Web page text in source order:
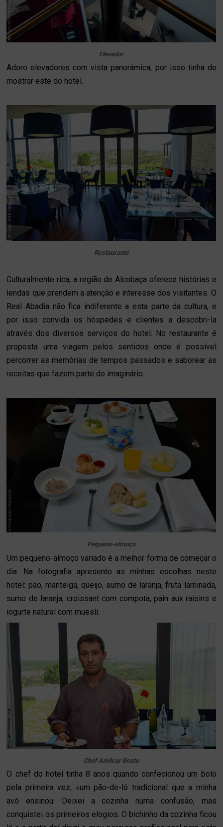
Elevador
Adoro elevadores com vista panorâmica, por isso tinha de
mostrar este do hotel.
Restaurante
Culturalmente rica, a região de Alcobaça oferece histórias e
lendas que prendem a atenção e interesse dos visitantes. O
Real Abadia não fica indiferente a esta parte da cultura, e
por isso convida os hóspedes e clientes a descobri-la
através dos diversos serviços do hotel. No restaurante é
proposta uma viagem pelos sentidos onde é possível
percorrer as memórias de tempos passados e saborear as
receitas que fazem parte do imaginário.
Pequeno-almoço
Um pequeno-almoço variado é a melhor forma de começar o
dia. Na fotografia apresento as minhas escolhas neste
hotel: pão, manteiga, queijo, sumo de laranja, fruta laminada,
sumo de laranja, croissant com compota, pain aux raisins e
iogurte natural com muesli.
Chef Amílcar Beato
O chef do hotel tinha 8 anos quando confecionou um bolo
pela primeira vez, «um pão-de-ló tradicional que a minha
avó ensinou. Deixei a cozinha numa confusão, mas
conquistei os primeiros elogios. O bichinho da cozinha ficou